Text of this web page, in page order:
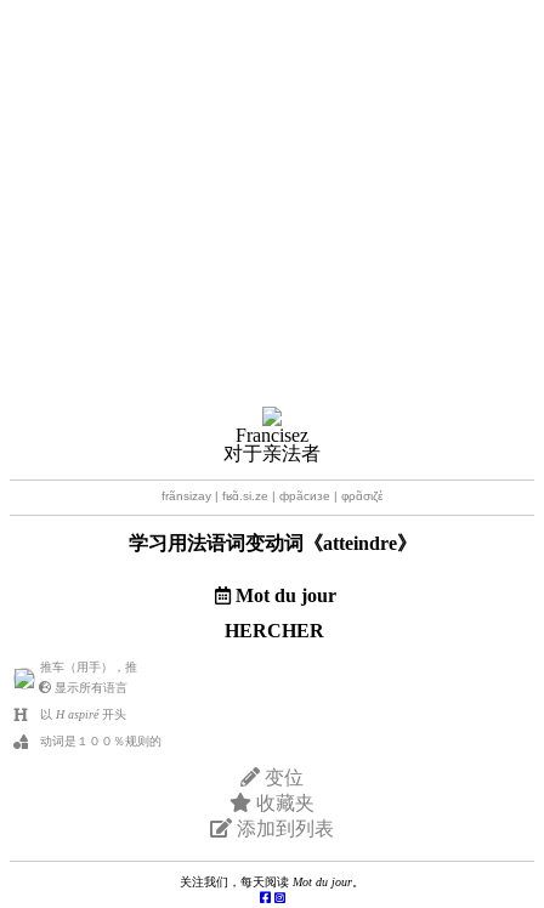
Francisez
对于亲法者
frãnsizay | fʁɑ̃.si.ze | фрãсизе | φρɑ̃σιζέ
学习用法语词变动词《atteindre》
Mot du jour
HERCHER
推车（用手），推
显示所有语言
以 H aspiré开头
动词是１００％规则的
变位
收藏夹
添加到列表
关注我们，每天阅读 Mot du jour